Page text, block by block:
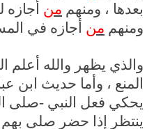
بعدها ، ومنهم من أجازه
ومنهم من أجازه في
والذي يظهر والله أعلم
المنع ، وأما حديث ابن
يحكي فعل النبي -صلى
ينتظر إذا حضر صلى بهم